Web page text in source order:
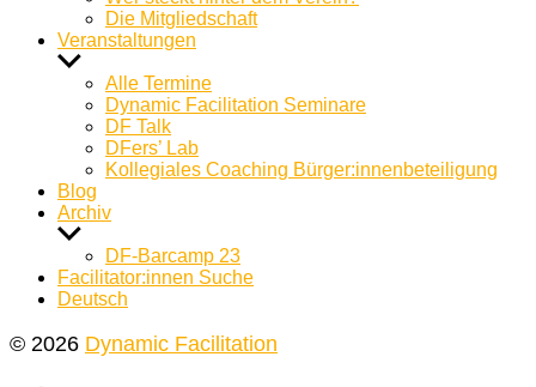
Die Mitgliedschaft
Veranstaltungen
Untermenü
anzeigenAlle Termine
Dynamic Facilitation Seminare
DF Talk
DFers’ Lab
Kollegiales Coaching Bürger:innenbeteiligung
Blog
Archiv
Untermenü
anzeigenDF-Barcamp 23
Facilitator:innen Suche
Deutsch
© 2026 Dynamic Facilitation